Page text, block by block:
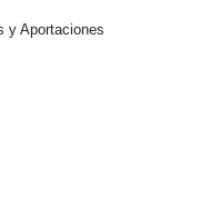
y Aportaciones